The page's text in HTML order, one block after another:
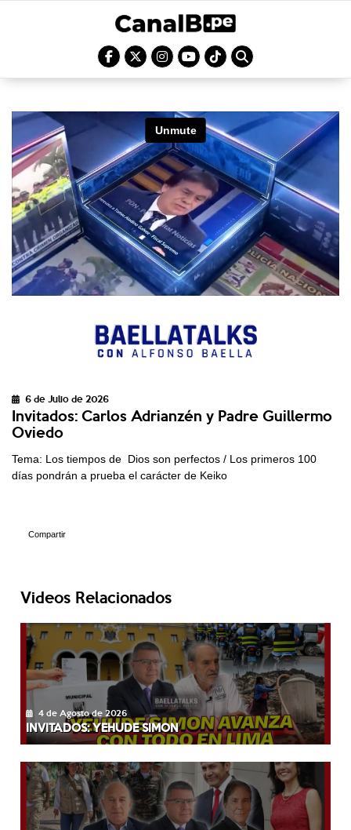
6 de Julio de 2026
Invitados: Carlos Adrianzén y Padre Guillermo
Oviedo
Tema: Los tiempos de Dios son perfectos / Los primeros 100
días pondrán a prueba el carácter de Keiko
Compartir
Videos Relacionados
4 de Agosto de 2026
INVITADOS: YEHUDE SIMON